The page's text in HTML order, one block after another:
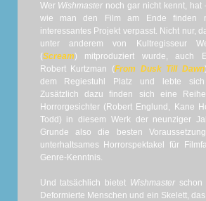
Wer Wishmaster noch gar nicht kennt, hat
wie man den Film am Ende finden
interessantes Projekt verpasst. Nicht nur,
unter anderem von Kultregisseur
(Scream) mitproduziert wurde, auch
Robert Kurtzman (From Dusk Till Dawn
dem Regiestuhl Platz und lebte
Zusätzlich dazu finden sich eine
Horrorgesichter (Robert Englund, Kane
Todd) in diesem Werk der neunziger
Grunde also die besten
unterhaltsames Horrorspektakel für
Genre-Kenntnis.
Und tatsächlich bietet Wishmasterschon
Deformierte Menschen und ein Skelett,